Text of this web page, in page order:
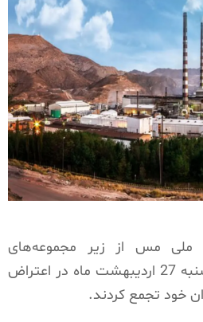
ملی مس از زیر مجموعه‌های
هلدینگ ایمیدرو روز یکشنبه 27 اردیبهشت ماه در اعتراض